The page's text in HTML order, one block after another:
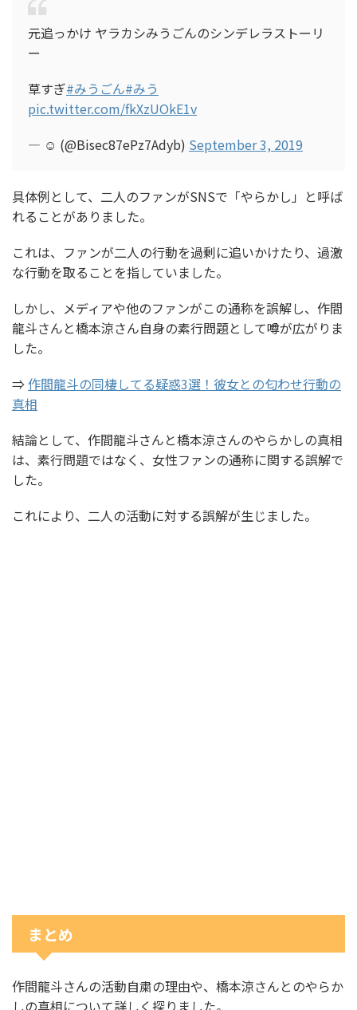
元追っかけ ヤラカシみうごんのシンデレラストーリ
ー
草すぎ#みうごん#みう
pic.twitter.com/fkXzUOkE1v
— ☺︎︎︎︎ (@Bisec87ePz7Adyb) September 3, 2019
具体例として、二人のファンがSNSで「やらかし」と呼ば
れることがありました。
これは、ファンが二人の行動を過剰に追いかけたり、過激
な行動を取ることを指していました。
しかし、メディアや他のファンがこの通称を誤解し、作間
龍斗さんと橋本涼さん自身の素行問題として噂が広がりま
した。
⇒作間龍斗の同棲してる疑惑3選！彼女との匂わせ行動の
真相
結論として、作間龍斗さんと橋本涼さんのやらかしの真相
は、素行問題ではなく、女性ファンの通称に関する誤解で
した。
これにより、二人の活動に対する誤解が生じました。
まとめ
作間龍斗さんの活動自粛の理由や、橋本涼さんとのやらか